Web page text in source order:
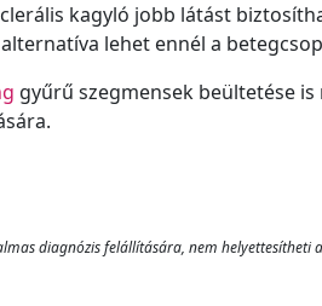
kagyló jobb látást
lehet ennél a
gyűrű szegmensek beültetése
diagnózis felállítására, nem